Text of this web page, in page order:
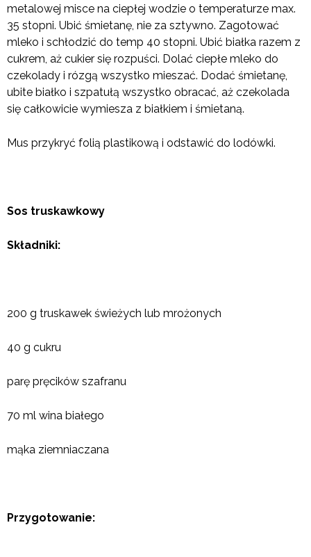
metalowej misce na ciepłej wodzie o temperaturze max.
35 stopni. Ubić śmietanę, nie za sztywno. Zagotować
mleko i schłodzić do temp 40 stopni. Ubić białka razem z
cukrem, aż cukier się rozpuści. Dolać ciepłe mleko do
czekolady i rózgą wszystko mieszać. Dodać śmietanę,
ubite białko i szpatułą wszystko obracać, aż czekolada
się całkowicie wymiesza z białkiem i śmietaną.
Mus przykryć folią plastikową i odstawić do lodówki.
Sos truskawkowy
Składniki:
200 g truskawek świeżych lub mrożonych
40 g cukru
parę pręcików szafranu
70 ml wina białego
mąka ziemniaczana
Przygotowanie: